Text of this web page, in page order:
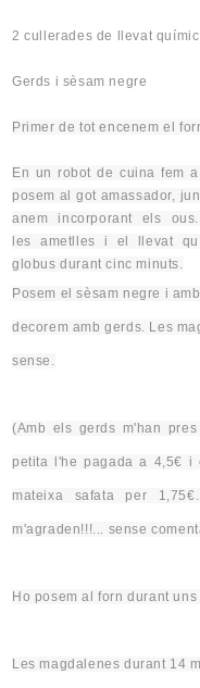
2 cullerades de llevat químic
Gerds i sèsam negre
Primer de tot encenem el
En un robot de cuina fem
posem al got amassador,
anem incorporant els
les ametlles i el llevat
globus durant cinc minuts.
Posem el sèsam negre i
decorem amb gerds. Les
sense.
(Amb els gerds m'han pres
petita l'he pagada a 4,5€ i
mateixa safata per 1,75€
m'agraden!!!... sense
Ho posem al forn durant
Les magdalenes durant 14